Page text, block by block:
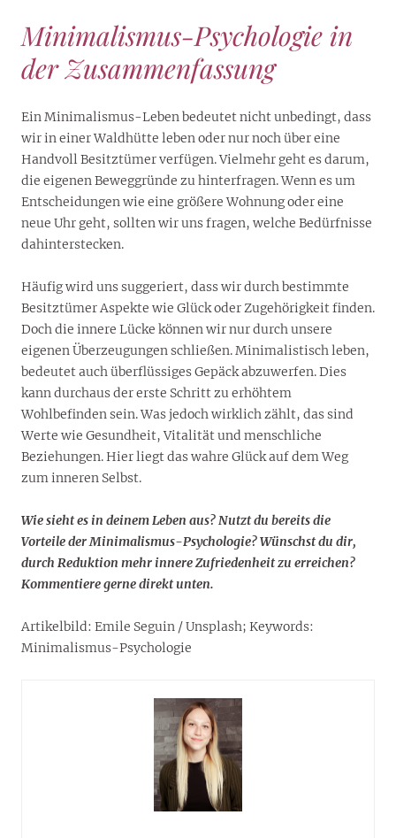
Minimalismus-Psychologie in
der Zusammenfassung
Ein Minimalismus-Leben bedeutet nicht unbedingt, dass
wir in einer Waldhütte leben oder nur noch über eine
Handvoll Besitztümer verfügen. Vielmehr geht es darum,
die eigenen Beweggründe zu hinterfragen. Wenn es um
Entscheidungen wie eine größere Wohnung oder eine
neue Uhr geht, sollten wir uns fragen, welche Bedürfnisse
dahinterstecken.
Häufig wird uns suggeriert, dass wir durch bestimmte
Besitztümer Aspekte wie Glück oder Zugehörigkeit finden.
Doch die innere Lücke können wir nur durch unsere
eigenen Überzeugungen schließen. Minimalistisch leben,
bedeutet auch überflüssiges Gepäck abzuwerfen. Dies
kann durchaus der erste Schritt zu erhöhtem
Wohlbefinden sein. Was jedoch wirklich zählt, das sind
Werte wie Gesundheit, Vitalität und menschliche
Beziehungen. Hier liegt das wahre Glück auf dem Weg
zum inneren Selbst.
Wie sieht es in deinem Leben aus? Nutzt du bereits die
Vorteile der Minimalismus-Psychologie? Wünschst du dir,
durch Reduktion mehr innere Zufriedenheit zu erreichen?
Kommentiere gerne direkt unten.
Artikelbild: Emile Seguin / Unsplash; Keywords:
Minimalismus-Psychologie